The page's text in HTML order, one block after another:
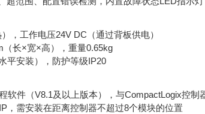
，工作电压24V DC（通过背板供电）
（长×宽×高），重量0.65kg
平安装），防护等级IP20
软件（V8.1及以上版本），与CompactLogix控制
，需安装在距离控制器不超过8个模块的位置